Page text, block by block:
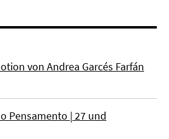
von Andrea Garcés Farfán
Pensamento | 27 und